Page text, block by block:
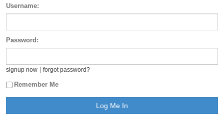
Username:
Password:
signup now forgot password?
Remember Me